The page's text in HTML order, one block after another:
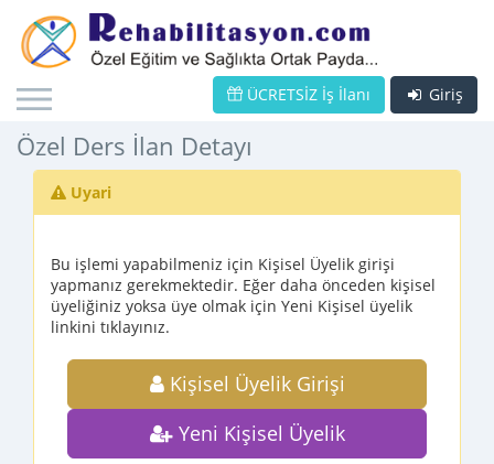
Giriş
ÜCRETSİZ İş İlanı
Özel Ders İlan Detayı
Uyari
Bu işlemi yapabilmeniz için Kişisel Üyelik girişi
yapmanız gerekmektedir. Eğer daha önceden kişisel
üyeliğiniz yoksa üye olmak için Yeni Kişisel üyelik
linkini tıklayınız.
Kişisel Üyelik Girişi
Yeni Kişisel Üyelik